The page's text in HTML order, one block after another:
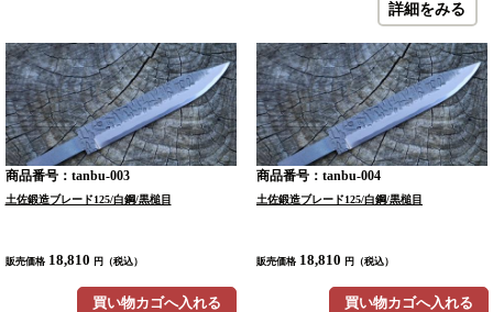
詳細をみる
商品番号：tanbu-003
土佐鍛造ブレード125/白鋼/黒槌目
販売価格 18,810 円（税込）
買い物カゴへ入れる
商品番号：tanbu-004
土佐鍛造ブレード125/白鋼/黒槌目
販売価格 18,810 円（税込）
買い物カゴへ入れる